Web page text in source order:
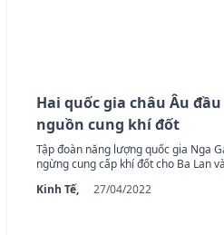
Hai quốc gia châu Âu
nguồn cung khí đốt
Tập đoàn năng lượng quốc gia Nga
ngừng cung cấp khí đốt cho Ba Lan
Kinh Tế,
27/04/2022